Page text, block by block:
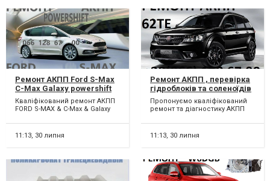
Ремонт АКПП Ford S-Max
C-Max Galaxy powershift
гарантійний &
бюджетний# BV6R7000AD
Кваліфікований ремонт АКПП
FORD S-MAX & C-Max & Galaxy
бюджетний ремонт АКПП 6...
11:13, 30 липня
Ремонт АКПП , перевірка
гідроблоків та соленоїдів
Fiat Freemont 62TE #
68090721AD, R8090721AD,
68145886AC, 5078570AB,
68018555AA
Пропонуємо кваліфікований
ремонт та діагностику АКПП
Freemont 62TE . Прий...
11:13, 30 липня